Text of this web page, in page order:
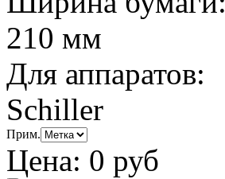
210 мм
Для аппаратов:
Schiller
Прим.
Цена: 0 руб